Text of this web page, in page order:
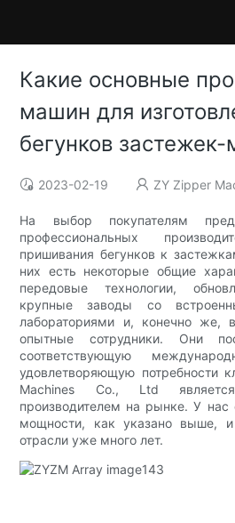
Какие основные
машин для
бегунков
2023-02-19 ZY Zipper
На выбор покупателям
профессиональных
пришивания бегунков к
них есть некоторые общие
передовые технологии,
крупные заводы со
лабораториями и, конечно же,
опытные сотрудники. Они
соответствующую
удовлетворяющую потребности
Machines Co., Ltd является
производителем на рынке. У
мощности, как указано выше,
отрасли уже много лет.